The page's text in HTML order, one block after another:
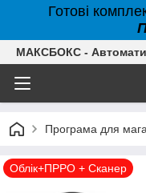
Готові
МАКСБОКС -
Програма для
Облік+ПРРО + Сканер